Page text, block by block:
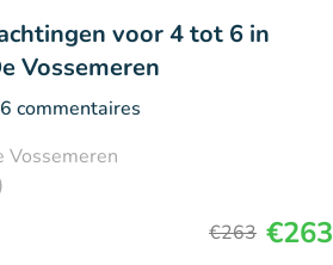
voor 4 tot 6 in
Vossemeren
commentaires
Vossemeren
€263 €263